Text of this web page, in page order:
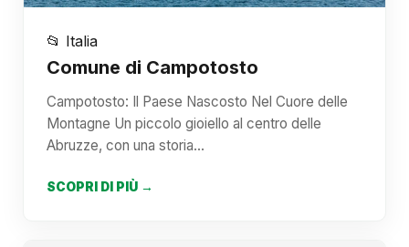
📂 Italia
Comune di Campotosto
Campotosto: Il Paese Nascosto Nel Cuore delle
Montagne Un piccolo gioiello al centro delle
Abruzze, con una storia…
SCOPRI DI PIÙ →